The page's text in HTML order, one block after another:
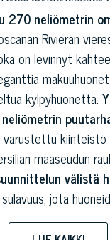
270 neliömetrin
Rivieran
on levinnyt
kylpyhuonetta.
varustettu
maaseudun
välistä
jota
luo erittäin